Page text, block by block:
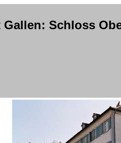
Schloss